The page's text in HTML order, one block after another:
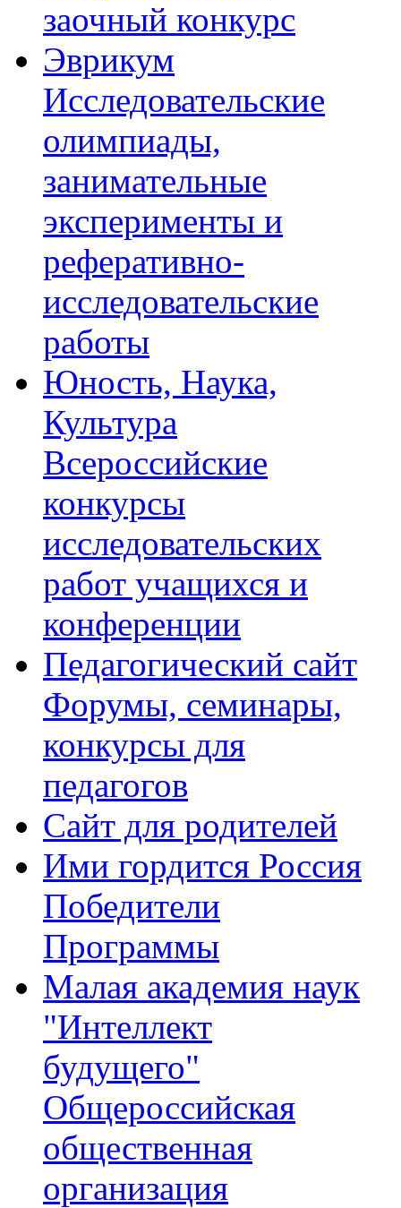
заочный конкурс
Эврикум
Исследовательские
олимпиады,
занимательные
эксперименты и
реферативно-
исследовательские
работы
Юность, Наука,
Культура
Всероссийские
конкурсы
исследовательских
работ учащихся и
конференции
Педагогический сайт
Форумы, семинары,
конкурсы для
педагогов
Сайт для родителей
Ими гордится Россия
Победители
Программы
Малая академия наук
"Интеллект
будущего"
Общероссийская
общественная
организация